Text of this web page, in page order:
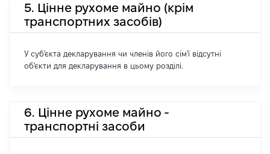
5. Цінне рухоме майно (крім
транспортних засобів)
У суб'єкта декларування чи членів його сім'ї відсутні
об'єкти для декларування в цьому розділі.
6. Цінне рухоме майно -
транспортні засоби